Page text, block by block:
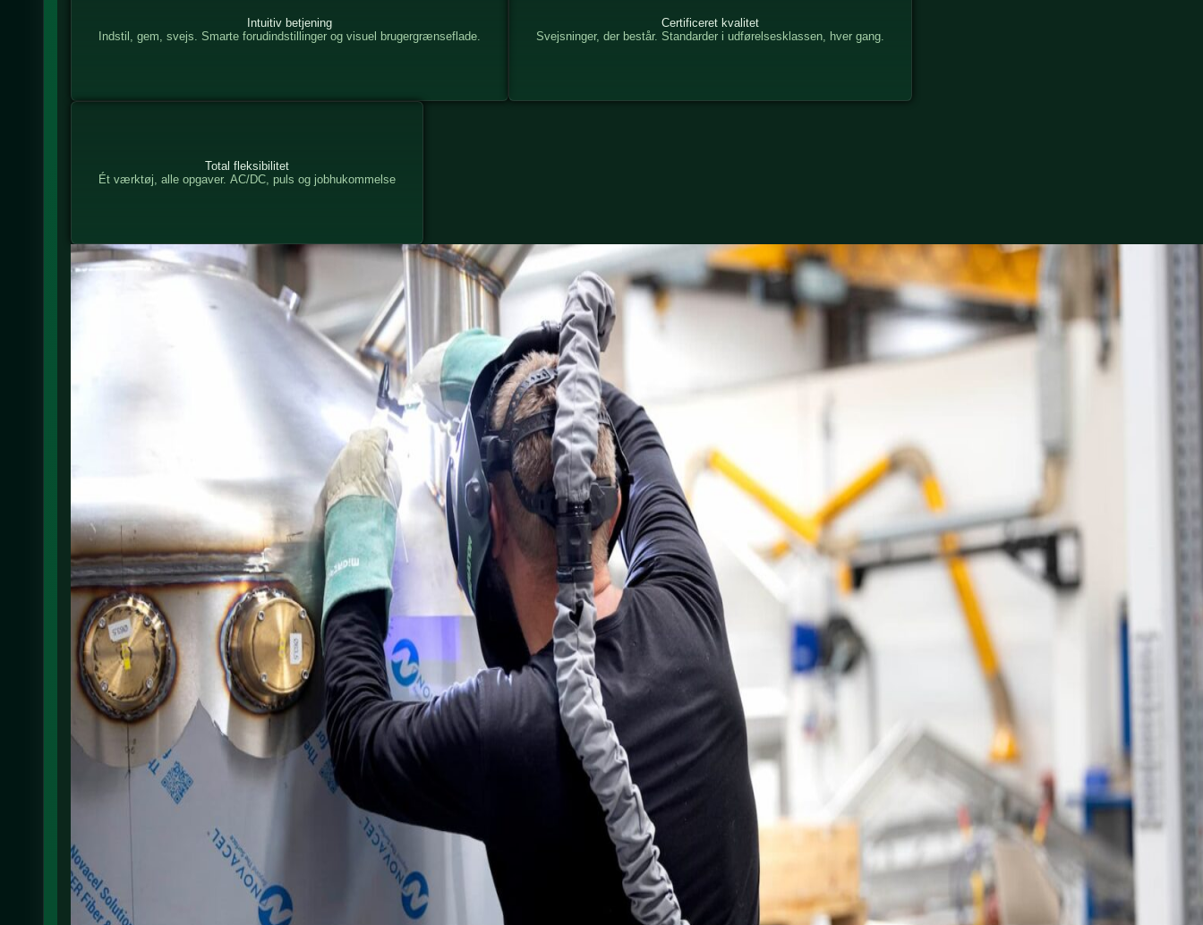
Intuitiv betjening
Indstil, gem, svejs. Smarte forudindstillinger og visuel brugergrænseflade.
Certificeret kvalitet
Svejsninger, der består. Standarder i udførelsesklassen, hver gang.
Total fleksibilitet
Ét værktøj, alle opgaver. AC/DC, puls og jobhukommelse